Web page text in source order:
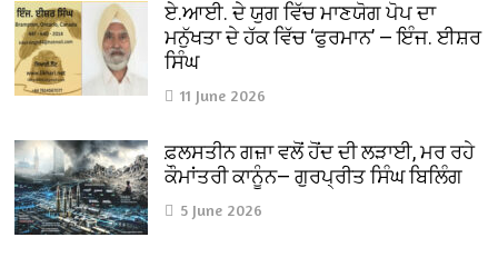
ਏ.ਆਈ. ਦੇ ਯੁਗ ਵਿੱਚ ਮਾਣਯੋਗ ਪੋਪ ਦਾ
ਮਨੁੱਖਤਾ ਦੇ ਹੱਕ ਵਿੱਚ ‘ਫੁਰਮਾਨ’ — ਇੰਜ. ਈਸ਼ਰ
ਸਿੰਘ
11 June 2026
ਫ਼ਲਸਤੀਨ ਗਜ਼ਾ ਵਲੋਂ ਹੋਂਦ ਦੀ ਲੜਾਈ, ਮਰ ਰਹੇ
ਕੌਮਾਂਤਰੀ ਕਾਨੂੰਨ— ਗੁਰਪ੍ਰੀਤ ਸਿੰਘ ਬਿਲਿੰਗ
5 June 2026